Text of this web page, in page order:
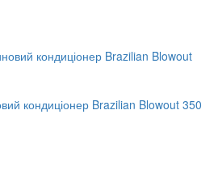
кондиціонер Brazilian Blowout 350